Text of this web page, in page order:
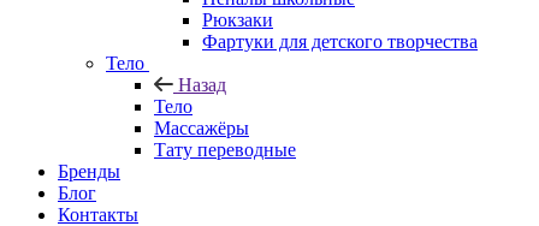
Рюкзаки
Фартуки для детского творчества
Тело
Назад
Тело
Массажёры
Тату переводные
Бренды
Блог
Контакты